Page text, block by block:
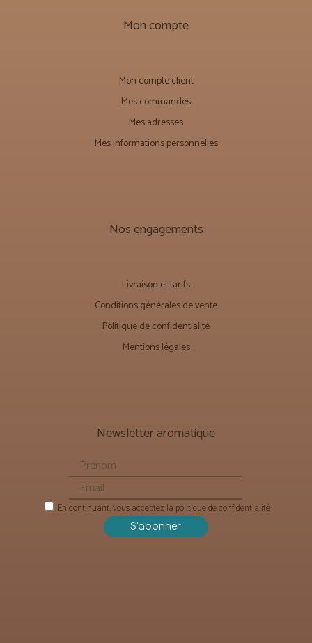
Mon compte
Mon compte client
Mes commandes
Mes adresses
Mes informations personnelles
Nos engagements
Livraison et tarifs
Conditions générales de vente
Politique de confidentialité
Mentions légales
Newsletter aromatique
En continuant, vous acceptez la politique de confidentialité